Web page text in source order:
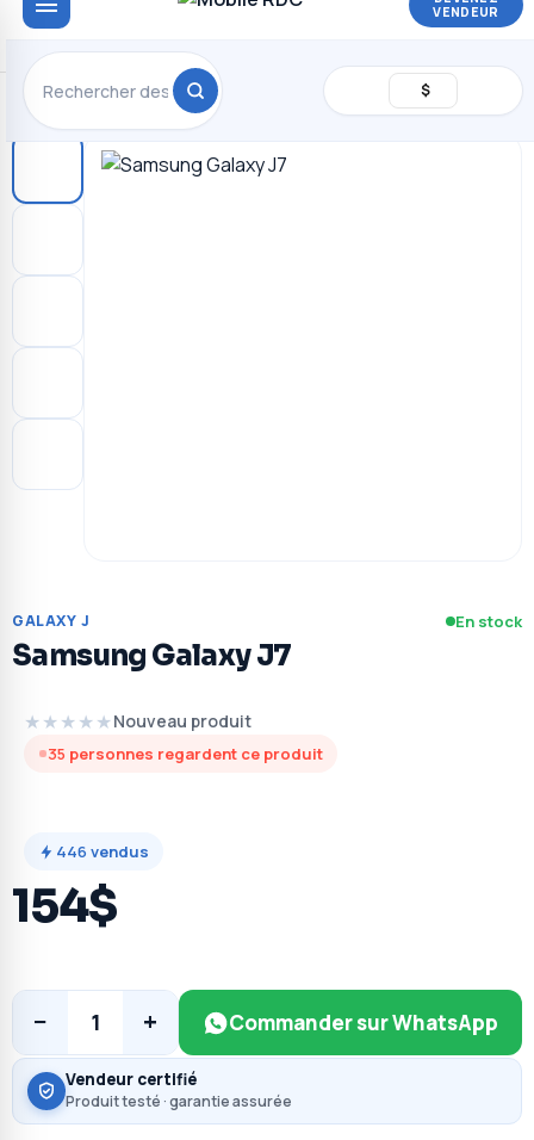
VENDEUR
$
GALAXY J En stock
Samsung Galaxy J7
★★★★★Nouveau produit
35 personnes regardent ce produit
446 vendus
154$
− 1 + Commander sur WhatsApp
Vendeur certifié
Produit testé · garantie assurée